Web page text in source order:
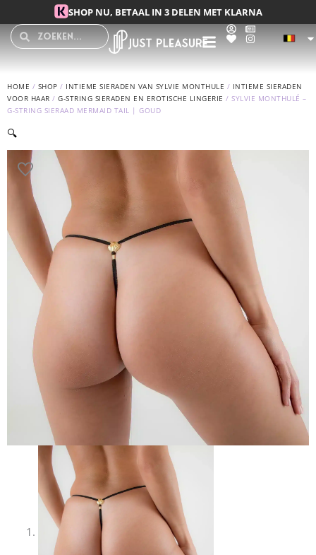
Spring naar de inhoudSHOP NU, BETAAL IN 3 DELEN MET KLARNA
SearchSearch
HOME / SHOP / INTIEME SIERADEN VAN SYLVIE MONTHULE / INTIEME SIERADEN
VOOR HAAR / G-STRING SIERADEN EN EROTISCHE LINGERIE / SYLVIE MONTHULÉ –
G-STRING SIERAAD MERMAID TAIL | GOUD
🔍